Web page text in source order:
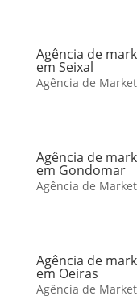
Agência de
em Seixal
Agência de
Agência de
em Gondomar
Agência de
Agência de
em Oeiras
Agência de